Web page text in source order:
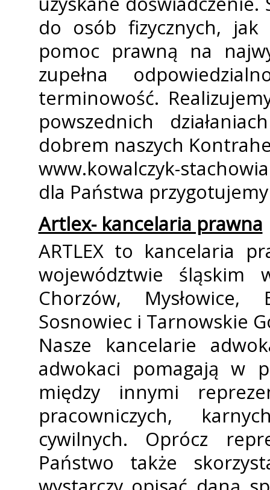
do osób fizycznych,
pomoc prawną na
zupełna
terminowość.
powszednich
dobrem naszych
www.kowalczyk-
dla Państwa
Artlex- kancelaria prawna
ARTLEX to kancelaria
województwie
Chorzów, Mysłowice,
Sosnowiec i Tarnowskie
Nasze kancelarie
adwokaci pomagają w
między innymi
pracowniczych,
cywilnych. Oprócz
Państwo także